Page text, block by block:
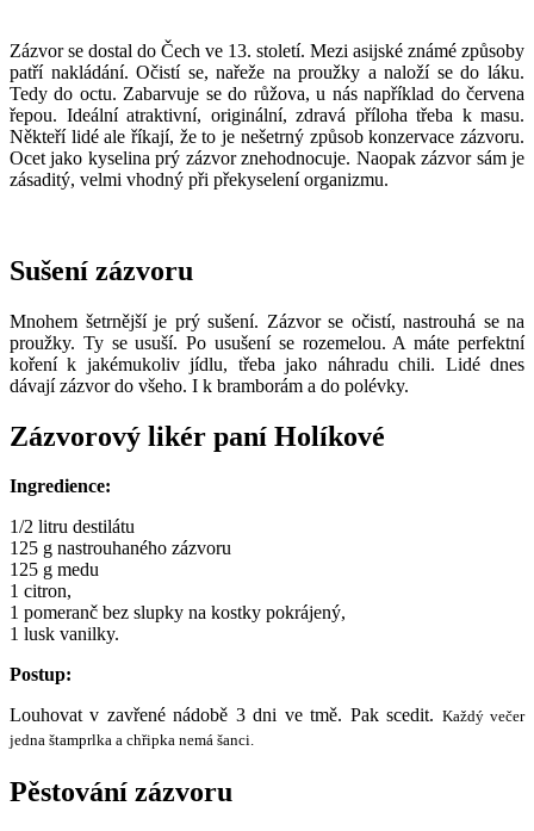
Zázvor se dostal do Čech ve 13. století. Mezi asijské známé způsoby
patří nakládání. Očistí se, nařeže na proužky a naloží se do láku.
Tedy do octu. Zabarvuje se do růžova, u nás například do červena
řepou. Ideální atraktivní, originální, zdravá příloha třeba k masu.
Někteří lidé ale říkají, že to je nešetrný způsob konzervace zázvoru.
Ocet jako kyselina prý zázvor znehodnocuje. Naopak zázvor sám je
zásaditý, velmi vhodný při překyselení organizmu.
Sušení zázvoru
Mnohem šetrnější je prý sušení. Zázvor se očistí, nastrouhá se na
proužky. Ty se usuší. Po usušení se rozemelou. A máte perfektní
koření k jakémukoliv jídlu, třeba jako náhradu chili. Lidé dnes
dávají zázvor do všeho. I k bramborám a do polévky.
Zázvorový likér paní Holíkové
Ingredience:
1/2 litru destilátu
125 g nastrouhaného zázvoru
125 g medu
1 citron,
1 pomeranč bez slupky na kostky pokrájený,
1 lusk vanilky.
Postup:
Louhovat v zavřené nádobě 3 dni ve tmě. Pak scedit. Každý večer
jedna štamprlka a chřipka nemá šanci.
Pěstování zázvoru